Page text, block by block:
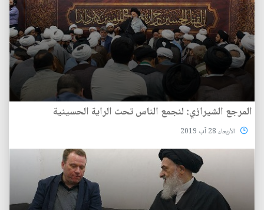
المرجع الشيرازي: لنجمع الناس تحت الراية الحسينية
الأربعاء 28 آب 2019